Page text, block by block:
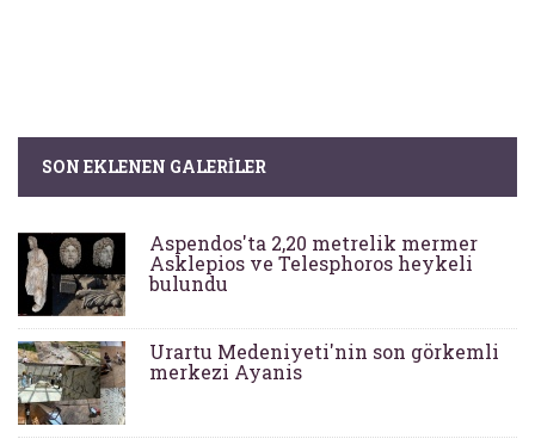
SON EKLENEN GALERILER
Aspendos'ta 2,20 metrelik mermer
Asklepios ve Telesphoros heykeli
bulundu
Urartu Medeniyeti'nin son görkemli
merkezi Ayanis